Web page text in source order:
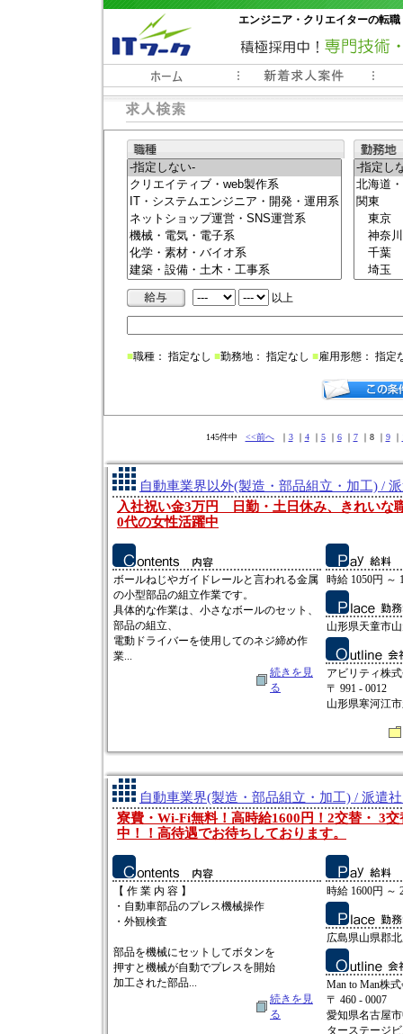
エンジニア・クリエイターの転
常時3000件以上の求人情報掲載中
以上
■職種： 指定なし ■勤務地： 指定なし ■雇用形態： 指定
145件中 <<前へ｜ 3｜ 4｜ 5｜ 6｜ 7｜8 ｜ 9｜
自動車業界以外(製造・部品組立・加工) /
入社祝い金3万円 日勤・土日休み、きれい
0代の女性活躍中
ボールねじやガイドレールと言われる金属
の小型部品の組立作業です。
具体的な作業は、小さなボールのセット、
部品の組立、
電動ドライバーを使用してのネジ締め作
業...
続きを見
る
時給 1050円 ～
山形県天童市
アビリティ株
〒 991 - 0012
山形県寒河江
自動車業界(製造・部品組立・加工) / 派遣
寮費・Wi-Fi無料！高時給1600円！2交替・ 3
中！！高待遇でお待ちしております。
【 作 業 内 容 】
・自動車部品のプレス機械操作
・外観検査
部品を機械にセットしてボタンを
押すと機械が自動でプレスを開始
加工された部品...
続きを見
る
時給 1600円 ～
広島県山県郡
Man to Man株
〒 460 - 0007
愛知県名古屋
ターステージ